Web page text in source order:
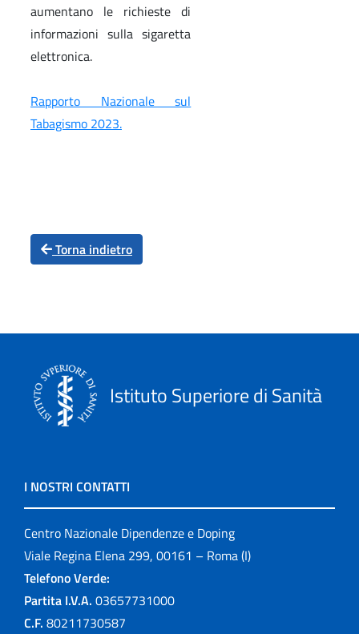
aumentano le richieste di
informazioni sulla sigaretta
elettronica.
Rapporto Nazionale sul
Tabagismo 2023.
Torna indietro
Istituto Superiore di Sanità
I NOSTRI CONTATTI
Centro Nazionale Dipendenze e Doping
Viale Regina Elena 299, 00161 – Roma (I)
Telefono Verde:
Partita I.V.A. 03657731000
C.F. 80211730587